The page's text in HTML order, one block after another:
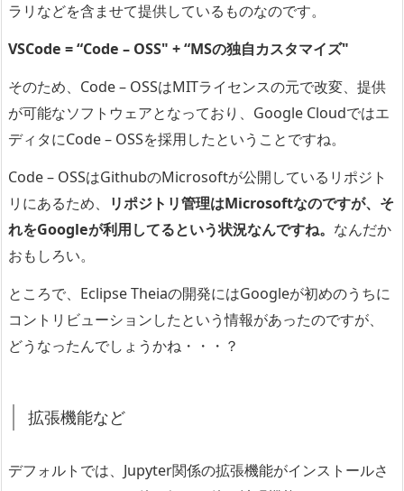
ラリなどを含ませて提供しているものなのです。
VSCode = “Code – OSS" + “MSの独自カスタマイズ"
そのため、Code – OSSはMITライセンスの元で改変、提供
が可能なソフトウェアとなっており、Google Cloudではエ
ディタにCode – OSSを採用したということですね。
Code – OSSはGithubのMicrosoftが公開しているリポジト
リにあるため、
リポジトリ管理はMicrosoftなのですが、そ
れをGoogleが利用してるという状況なんですね。 なんだか
おもしろい。
ところで、Eclipse Theiaの開発にはGoogleが初めのうちに
コントリビューションしたという情報があったのですが、
どうなったんでしょうかね・・・？
拡張機能など
デフォルトでは、Jupyter関係の拡張機能がインストールさ